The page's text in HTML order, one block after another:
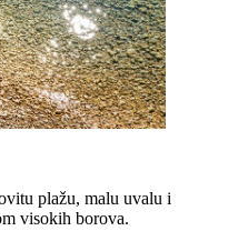
plažu, malu uvalu i
visokih borova.